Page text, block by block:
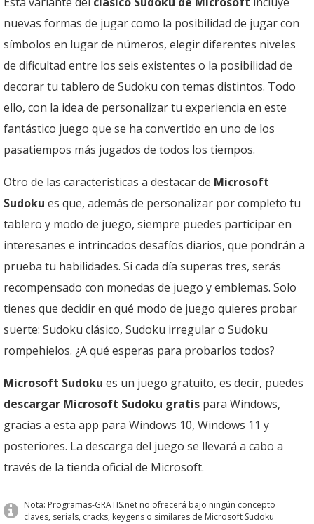
nuevas formas de jugar como la posibilidad de jugar con
símbolos en lugar de números, elegir diferentes niveles
de dificultad entre los seis existentes o la posibilidad de
decorar tu tablero de Sudoku con temas distintos. Todo
ello, con la idea de personalizar tu experiencia en este
fantástico juego que se ha convertido en uno de los
pasatiempos más jugados de todos los tiempos.
Otro de las características a destacar de Microsoft
Sudoku es que, además de personalizar por completo tu
tablero y modo de juego, siempre puedes participar en
interesanes e intrincados desafíos diarios, que pondrán a
prueba tu habilidades. Si cada día superas tres, serás
recompensado con monedas de juego y emblemas. Solo
tienes que decidir en qué modo de juego quieres probar
suerte: Sudoku clásico, Sudoku irregular o Sudoku
rompehielos. ¿A qué esperas para probarlos todos?
Microsoft Sudoku es un juego gratuito, es decir, puedes
descargar Microsoft Sudoku gratis para Windows,
gracias a esta app para Windows 10, Windows 11 y
posteriores. La descarga del juego se llevará a cabo a
través de la tienda oficial de Microsoft.
Nota: Programas-GRATIS.net no ofrecerá bajo ningún concepto
claves, serials, cracks, keygens o similares de Microsoft Sudoku